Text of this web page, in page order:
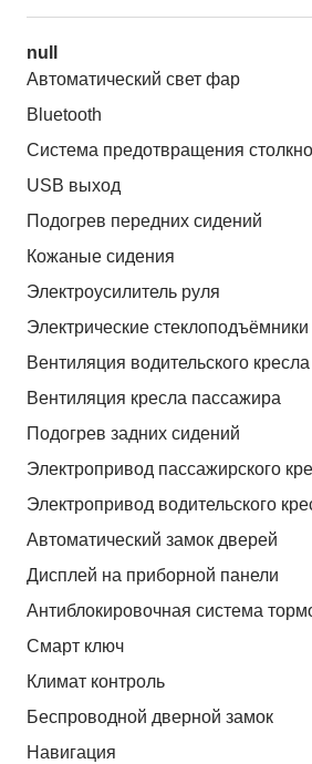
null
Автоматический свет фар
Bluetooth
Система предотвращения
USB выход
Подогрев передних сидений
Кожаные сидения
Электроусилитель руля
Электрические стеклоподъёмники
Вентиляция водительского кресла
Вентиляция кресла пассажира
Подогрев задних сидений
Электропривод пассажирского
Электропривод водительского
Автоматический замок дверей
Дисплей на приборной панели
Антиблокировочная система
Смарт ключ
Климат контроль
Беспроводной дверной замок
Навигация